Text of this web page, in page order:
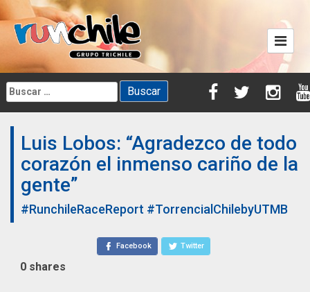
Skip
to
content
Buscar:
Luis Lobos: “Agradezco de todo
corazón el inmenso cariño de la
gente”
#RunchileRaceReport #TorrencialChilebyUTMB
Facebook Twitter
0 shares